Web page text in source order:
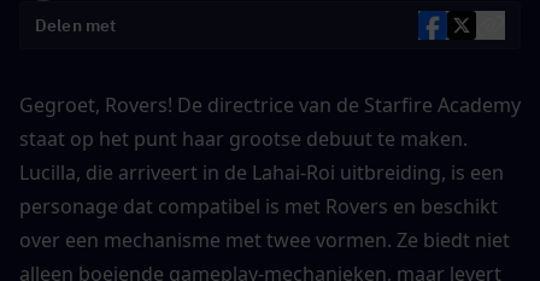
Delen met
Gegroet, Rovers! De directrice van de Starfire Academy
staat op het punt haar grootse debuut te maken.
Lucilla, die arriveert in de Lahai-Roi uitbreiding, is een
personage dat compatibel is met Rovers en beschikt
over een mechanisme met twee vormen. Ze biedt niet
alleen boeiende gameplay-mechanieken, maar levert